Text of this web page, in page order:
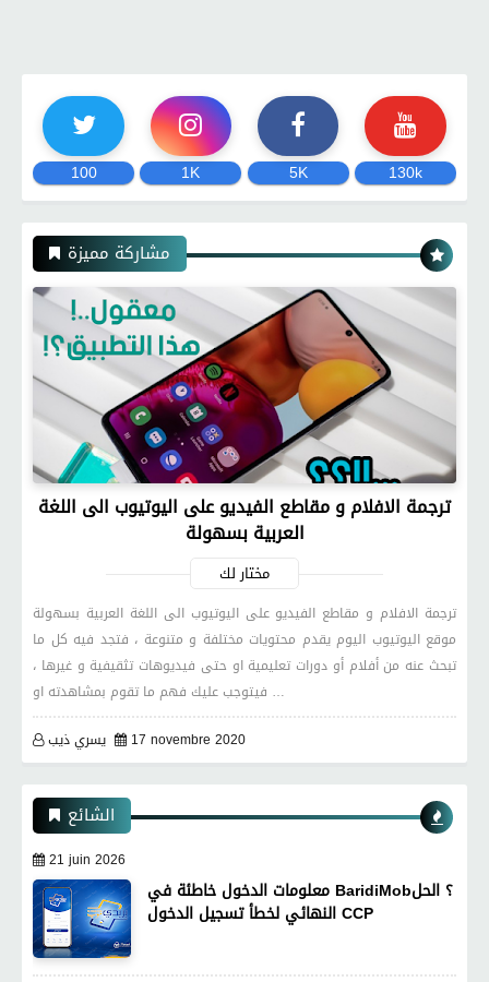
100 1K 5K 130k
مشاركة مميزة
ترجمة الافلام و مقاطع الفيديو على اليوتيوب الى اللغة
العربية بسهولة
مختار لك
ترجمة الافلام و مقاطع الفيديو على اليوتيوب الى اللغة العربية بسهولة
موقع اليوتيوب اليوم يقدم محتويات مختلفة و متنوعة ، فتجد فيه كل ما
تبحث عنه من أفلام أو دورات تعليمية او حتى فيديوهات تثقيفية و غيرها ،
فيتوجب عليك فهم ما تقوم بمشاهدته او …
يسري ذيب
17 novembre 2020
الشائع
21 juin 2026
معلومات الدخول خاطئة في BaridiMob؟ الحل
النهائي لخطأ تسجيل الدخول CCP